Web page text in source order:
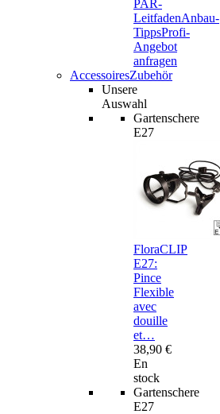
PAR-
LeitfadenAnbau-
TippsProfi-
Angebot
anfragen
AccessoiresZubehör
Unsere
Auswahl
Gartenschere
E27
FloraCLIP
E27:
Pince
Flexible
avec
douille
et…
38,90 €
En
stock
Gartenschere
E27